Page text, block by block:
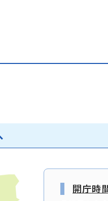
開庁時